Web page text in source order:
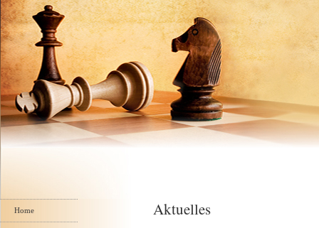
Aktuelles
Navigation
überspringen
Home